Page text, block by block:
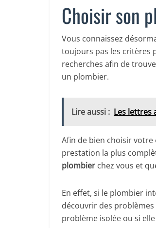
Choisir son
Vous connaissez
toujours pas les critères
recherches afin de
un plombier.
Lire aussi : Les lettres
Afin de bien choisir
prestation la plus
plombier chez vous et
En effet, si le plombier
découvrir des
problème isolée ou si elle